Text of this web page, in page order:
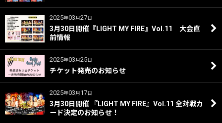
2025年03月27日
3月30日開催『LIGHT MY FIRE』Vol.11 大会直
前情報
2025年03月25日
チケット発売のお知らせ
2025年03月 17日
3月30日開催 『LIGHT MY FIRE』Vol.11 全対戦カ
ード決定のお知らせ！